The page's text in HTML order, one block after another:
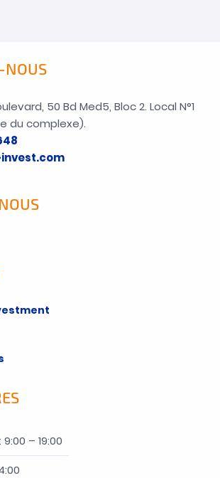
NOUS
50 Bd Med5, Bloc 2. Local N°1
du complexe).
– 19:00